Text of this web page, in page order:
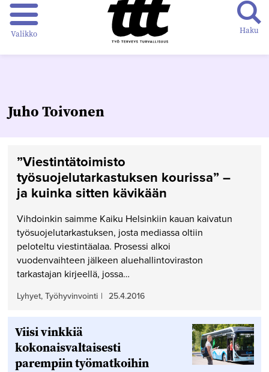
Valikko Haku
Juho Toivonen
”Viestintätoimisto
työsuojelutarkastuksen kourissa” –
ja kuinka sitten kävikään
Vihdoinkin saimme Kaiku Helsinkiin kauan kaivatun
työsuojelutarkastuksen, josta mediassa oltiin
peloteltu viestintäalaa. Prosessi alkoi
vuodenvaihteen jälkeen aluehallintoviraston
tarkastajan kirjeellä, jossa…
Lyhyet, Työhyvinvointi | 25.4.2016
Viisi vinkkiä
kokonaisvaltaisesti
parempiin työmatkoihin